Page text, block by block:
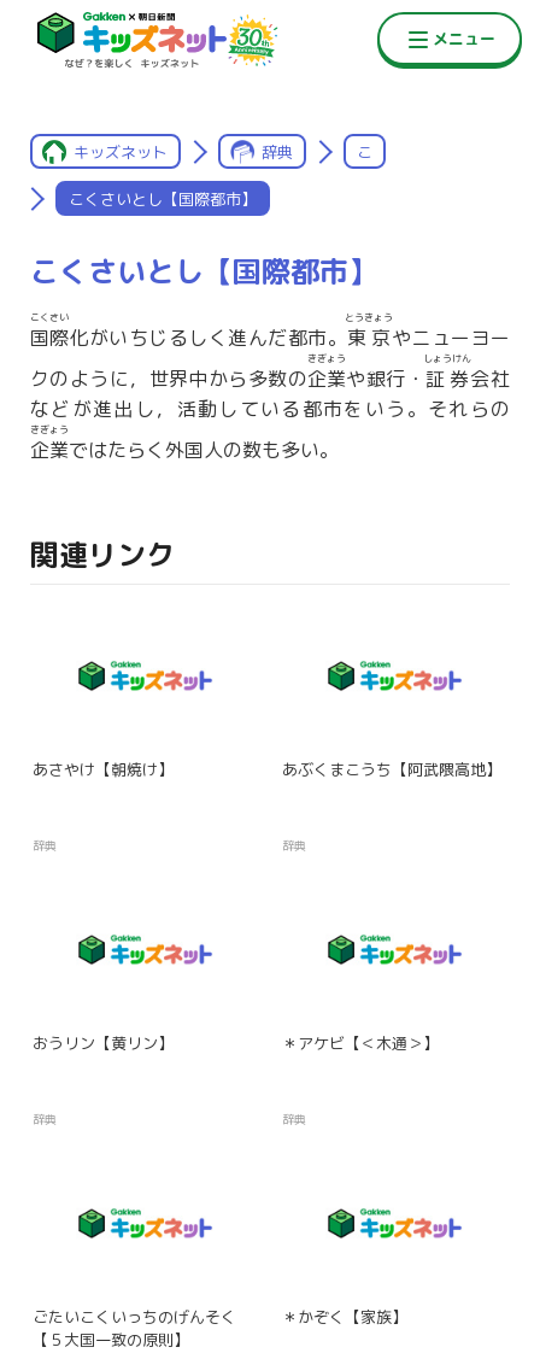
キッズネット 辞典 こ
こくさいとし【国際都市】
こくさいとし【国際都市】
国際
こくさい
化がいちじるしく進んだ都市。 東京
とうきょう
やニューヨー
クのように，世界中から多数の企業
きぎょう
や銀行・ 証券
しょうけん
会社
などが進出し，活動している都市をいう。それらの
企業
きぎょう
ではたらく外国人の数も多い。
関連リンク
あさやけ【朝焼け】
辞典
あぶくまこうち【阿武隈高地】
辞典
おうリン【黄リン】
辞典
＊アケビ【＜木通＞】
辞典
ごたいこくいっちのげんそく
【５大国一致の原則】
＊かぞく【家族】